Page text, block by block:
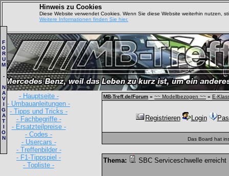
Hinweis zu Cookies
Diese Website verwendet Cookies. Wenn Sie diese Website weiterhin nutzen,
Weitere Informationen finden Sie hier.
- Hauptseite -
- Umbauanleitungen -
- Tipps und Tricks -
- Fachbegriffe -
- Ersatzteilpreise -
- Codes -
- Usercars -
- Treffenbilder -
- F1-Tippspiel -
- Topliste -
F
O
R
U
M
-
N
A
V
I
G
A
T
I
O
N
MB-Treff.de/Forum » ~~ Modellbezogen ~~ » E-
Registrieren Login
Das Board hat
Thema: SBC Serviceschwelle erreicht